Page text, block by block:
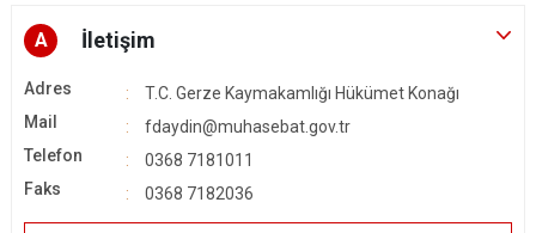
A İletişim
Adres
T.C. Gerze Kaymakamlığı Hükümet Konağı
Mail
fdaydin@muhasebat.gov.tr
Telefon
0368 7181011
Faks
0368 7182036